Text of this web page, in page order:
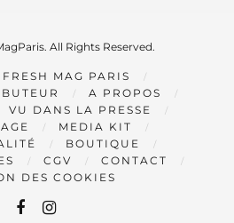
All Rights Reserved.
MAG PARIS
A PROPOS
VU DANS LA PRESSE
MEDIA KIT
BOUTIQUE
CGV
CONTACT
DES COOKIES